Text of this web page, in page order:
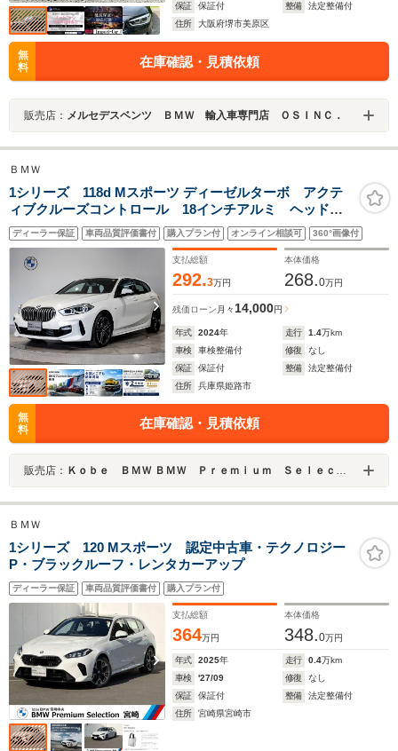
保証
保証付 整備
法定整備付
住所
大阪府堺市美原区
無
料
在庫確認・見積依頼
販売店： メルセデスベンツ ＢＭＷ 輸入車専門店 ＯＳＩＮＣ．
ＢＭＷ
1シリーズ 118d Mスポーツ ディーゼルターボ アクテ
ィブクルーズコントロール 18インチアルミ ヘッドア
ップディスプレイ センサテックコンビネーションシー
ト 電動シート 電動トランク オートハイビーム 後
退アシスト Bluetooth
ディーラー保証 車両品質評価書付 購入プラン付 オンライン相談可 360°画像付
支払総額
292.3万円
本体価格
268.0万円
残価ローン 月々 14,000円
年式 2024年 走行 1.4万km
車検
車検整備付 修復
なし
保証
保証付 整備
法定整備付
住所
兵庫県姫路市
無
料
在庫確認・見積依頼
販売店： Ｋｏｂｅ ＢＭＷ ＢＭＷ Ｐｒｅｍｉｕｍ Ｓｅｌｅｃｔｉｏｎ 姫路
ＢＭＷ
1シリーズ 120 Mスポーツ 認定中古車・テクノロジー
P・ブラックルーフ・レンタカーアップ
ディーラー保証 車両品質評価書付 購入プラン付
支払総額
364万円
本体価格
348.0万円
年式 2025年 走行 0.4万km
車検
'27/09 修復
なし
保証
保証付 整備
法定整備付
住所
宮崎県宮崎市